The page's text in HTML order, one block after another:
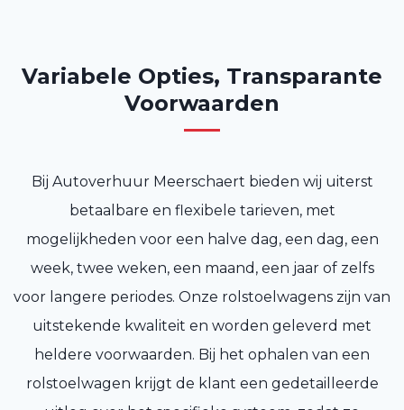
Variabele Opties, Transparante
Voorwaarden
Bij Autoverhuur Meerschaert bieden wij uiterst
betaalbare en flexibele tarieven, met
mogelijkheden voor een halve dag, een dag, een
week, twee weken, een maand, een jaar of zelfs
voor langere periodes. Onze rolstoelwagens zijn van
uitstekende kwaliteit en worden geleverd met
heldere voorwaarden. Bij het ophalen van een
rolstoelwagen krijgt de klant een gedetailleerde